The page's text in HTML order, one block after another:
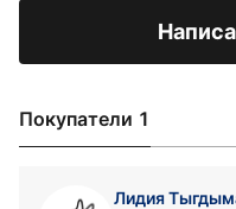
Покупатели 1
Лидия